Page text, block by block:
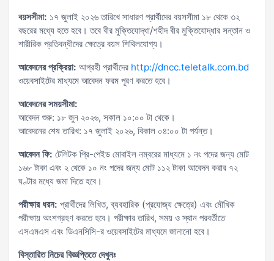
বয়সসীমা: ১৭ জুলাই ২০২৬ তারিখে সাধারণ প্রার্থীদের বয়সসীমা ১৮ থেকে ৩২
বছরের মধ্যে হতে হবে। তবে বীর মুক্তিযোদ্ধা/শহীদ বীর মুক্তিযোদ্ধার সন্তান ও
শারীরিক প্রতিবন্ধীদের ক্ষেত্রে বয়স শিথিলযোগ্য।
আবেদনের প্রক্রিয়া: আগ্রহী প্রার্থীদের http://dncc.teletalk.com.bd
ওয়েবসাইটের মাধ্যমে আবেদন ফরম পূরণ করতে হবে।
আবেদনের সময়সীমা:
আবেদন শুরু: ১৮ জুন ২০২৬, সকাল ১০:০০ টা থেকে।
আবেদনের শেষ তারিখ: ১৭ জুলাই ২০২৬, বিকাল ০৪:০০ টা পর্যন্ত।
আবেদন ফি: টেলিটক প্রি-পেইড মোবাইল নম্বরের মাধ্যমে ১ নং পদের জন্য মোট
১৬৮ টাকা এবং ২ থেকে ১০ নং পদের জন্য মোট ১১২ টাকা আবেদন করার ৭২
ঘণ্টার মধ্যে জমা দিতে হবে।
পরীক্ষার ধরন: প্রার্থীদের লিখিত, ব্যবহারিক (প্রযোজ্য ক্ষেত্রে) এবং মৌখিক
পরীক্ষায় অংশগ্রহণ করতে হবে। পরীক্ষার তারিখ, সময় ও স্থান পরবর্তীতে
এসএমএস এবং ডিএনসিসি-র ওয়েবসাইটের মাধ্যমে জানানো হবে।
বিস্তারিত নিচের বিজ্ঞপ্তিতে দেখুনঃ